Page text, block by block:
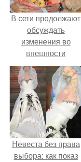
В сети продолжают
обсуждать
изменения во
внешности
актрисы.
Невеста без права
выбора: как показ